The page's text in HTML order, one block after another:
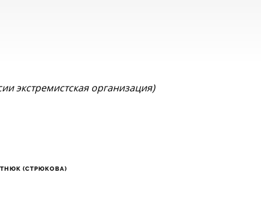
экстремистская организация)
(СТРЮКОВА)